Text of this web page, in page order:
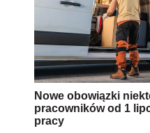
Nowe obowiązki
pracowników od 1
pracy